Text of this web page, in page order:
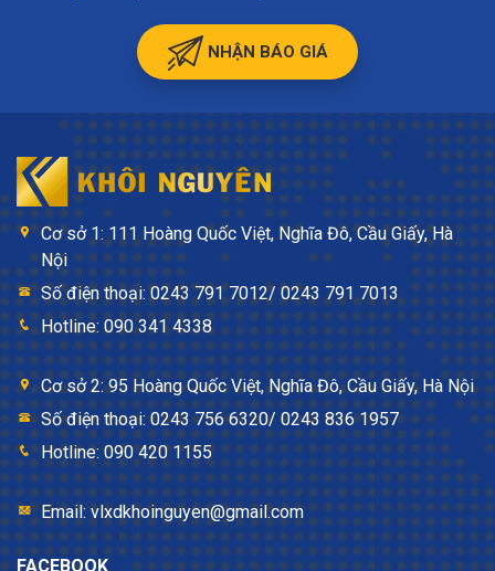
NHẬN BÁO GIÁ
Cơ sở 1: 111 Hoàng Quốc Việt, Nghĩa Đô, Cầu Giấy, Hà
Nội
Số điện thoại: 0243 791 7012/ 0243 791 7013
Hotline: 090 341 4338
Cơ sở 2: 95 Hoàng Quốc Việt, Nghĩa Đô, Cầu Giấy, Hà Nội
Số điện thoại: 0243 756 6320/ 0243 836 1957
Hotline: 090 420 1155
Email: vlxdkhoinguyen@gmail.com
FACEBOOK